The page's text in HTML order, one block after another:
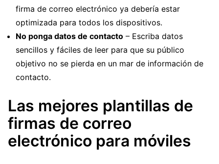
firma de correo electrónico ya debería estar
optimizada para todos los dispositivos.
No ponga datos de contacto – Escriba datos
sencillos y fáciles de leer para que su público
objetivo no se pierda en un mar de información de
contacto.
Las mejores plantillas de
firmas de correo
electrónico para móviles